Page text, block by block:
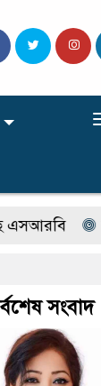
অফিস টাইমে
সংবাদ